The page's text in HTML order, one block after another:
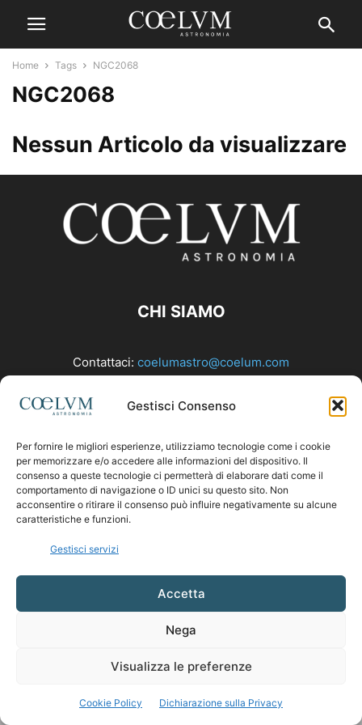
Gestisci Consenso
Per fornire le migliori esperienze, utilizziamo tecnologie come i cookie
per memorizzare e/o accedere alle informazioni del dispositivo. Il
consenso a queste tecnologie ci permetterà di elaborare dati come il
comportamento di navigazione o ID unici su questo sito. Non
acconsentire o ritirare il consenso può influire negativamente su alcune
caratteristiche e funzioni.
Gestisci servizi
Accetta
Nega
Visualizza le preferenze
Cookie Policy Dichiarazione sulla Privacy
Home Tags NGC2068
NGC2068
Nessun Articolo da visualizzare
CHI SIAMO
Contattaci: coelumastro@coelum.com
SEGUICI